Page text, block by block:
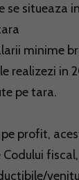
situeaza
minime
realizezi in
pe tara.
profit,